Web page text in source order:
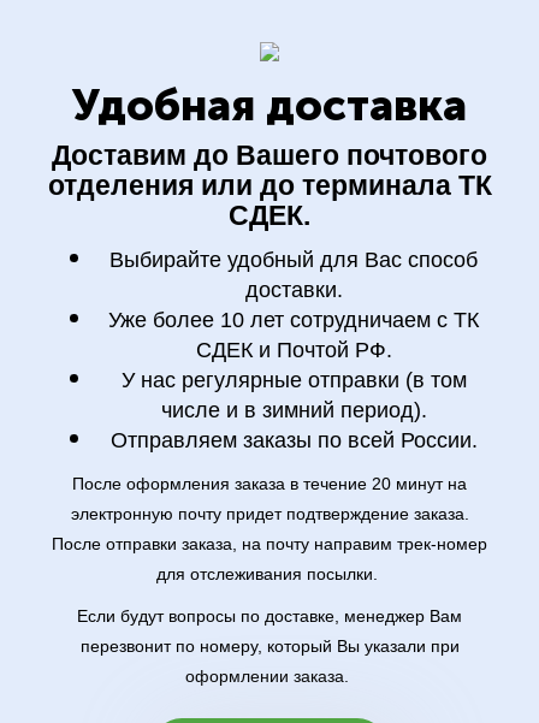
Удобная доставка
Доставим до Вашего почтового
отделения или до терминала ТК
СДЕК.
Выбирайте удобный для Вас способ
доставки.
Уже более 10 лет сотрудничаем с ТК
СДЕК и Почтой РФ.
У нас регулярные отправки (в том
числе и в зимний период).
Отправляем заказы по всей России.
После оформления заказа в течение 20 минут на
электронную почту придет подтверждение заказа.
После отправки заказа, на почту направим трек-номер
для отслеживания посылки.
Если будут вопросы по доставке, менеджер Вам
перезвонит по номеру, который Вы указали при
оформлении заказа.